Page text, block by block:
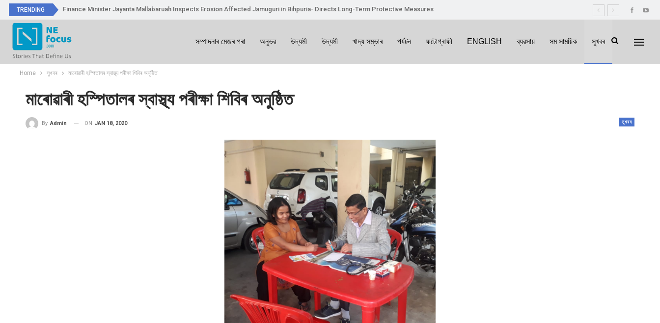
TRENDING Finance Minister Jayanta Mallabaruah Inspects Erosion Affected Jamuguri in Bihpuria- Directs Long-Term Protective Measures
সম্পাদনাৰ মেজৰ পৰা অনুভৱ উদ্যমী উদ্যমী খাদ্য সম্ভাৰ পৰ্যটন ফটোগ্ৰাফী ENGLISH ব্যৱসায় সম সাময়িক সুখবৰ
Home সুখবৰ মাৰোৱাৰী হস্পিতালৰ স্বাস্থ্য পৰীক্ষা শিবিৰ অনুষ্ঠিত
মাৰোৱাৰী হস্পিতালৰ স্বাস্থ্য পৰীক্ষা শিবিৰ অনুষ্ঠিত
সুখবৰ
By Admin ON JAN 18, 2020